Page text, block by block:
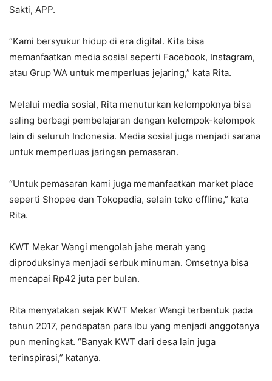
Sakti, APP.
“Kami bersyukur hidup di era digital. Kita bisa
memanfaatkan media sosial seperti Facebook, Instagram,
atau Grup WA untuk memperluas jejaring,” kata Rita.
Melalui media sosial, Rita menuturkan kelompoknya bisa
saling berbagi pembelajaran dengan kelompok-kelompok
lain di seluruh Indonesia. Media sosial juga menjadi sarana
untuk memperluas jaringan pemasaran.
“Untuk pemasaran kami juga memanfaatkan market place
seperti Shopee dan Tokopedia, selain toko offline,” kata
Rita.
KWT Mekar Wangi mengolah jahe merah yang
diproduksinya menjadi serbuk minuman. Omsetnya bisa
mencapai Rp42 juta per bulan.
Rita menyatakan sejak KWT Mekar Wangi terbentuk pada
tahun 2017, pendapatan para ibu yang menjadi anggotanya
pun meningkat. “Banyak KWT dari desa lain juga
terinspirasi,” katanya.